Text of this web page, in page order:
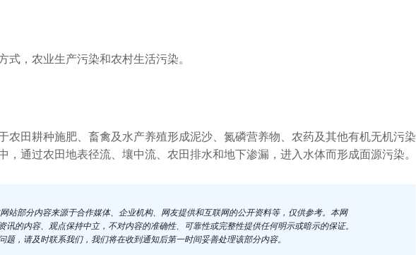
式，农业生产污染和农村生活污染。
农田耕种施肥、畜禽及水产养殖形成泥沙、氮磷营养物、农药及其他有机无机污染
，通过农田地表径流、壤中流、农田排水和地下渗漏，进入水体而形成面源污染。
站部分内容来源于合作媒体、企业机构、网友提供和互联网的公开资料等，仅供参考。本网
讯的内容、观点保持中立，不对内容的准确性、可靠性或完整性提供任何明示或暗示的保证。
题，请及时联系我们，我们将在收到通知后第一时间妥善处理该部分内容。